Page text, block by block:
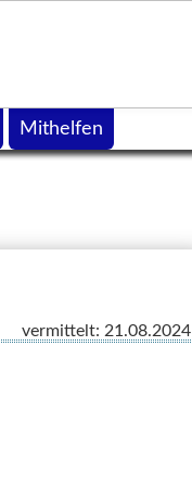
vermittelt: 21.08.2024
Mithelfen